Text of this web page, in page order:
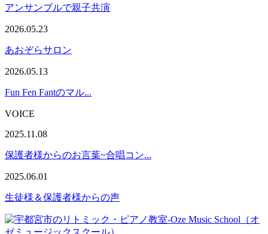
アンサンブルで親子共演
2026.05.23
あおぞらサロン
2026.05.13
Fun Fen Fantのマル...
VOICE
2025.11.08
保護者様からのお言葉~合唱コン...
2025.06.01
生徒様＆保護者様からの声